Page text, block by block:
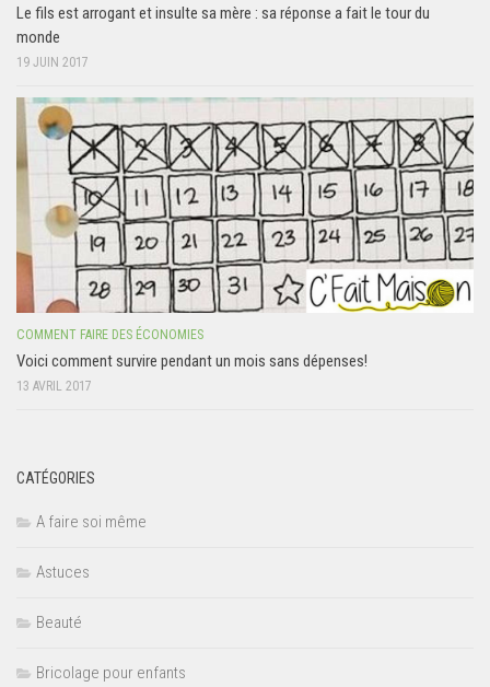
Le fils est arrogant et insulte sa mère : sa réponse a fait le tour du
monde
19 JUIN 2017
COMMENT FAIRE DES ÉCONOMIES
Voici comment survire pendant un mois sans dépenses!
13 AVRIL 2017
CATÉGORIES
A faire soi même
Astuces
Beauté
Bricolage pour enfants